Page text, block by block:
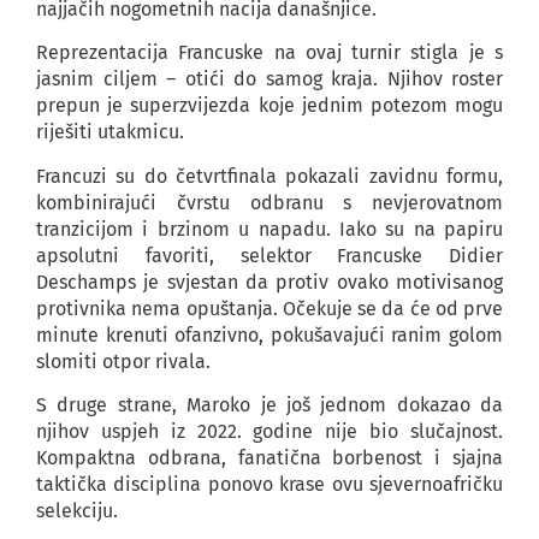
najjačih nogometnih nacija današnjice.
Reprezentacija Francuske na ovaj turnir stigla je s
jasnim ciljem – otići do samog kraja. Njihov roster
prepun je superzvijezda koje jednim potezom mogu
riješiti utakmicu.
Francuzi su do četvrtfinala pokazali zavidnu formu,
kombinirajući čvrstu odbranu s nevjerovatnom
tranzicijom i brzinom u napadu. Iako su na papiru
apsolutni favoriti, selektor Francuske Didier
Deschamps je svjestan da protiv ovako motivisanog
protivnika nema opuštanja. Očekuje se da će od prve
minute krenuti ofanzivno, pokušavajući ranim golom
slomiti otpor rivala.
S druge strane, Maroko je još jednom dokazao da
njihov uspjeh iz 2022. godine nije bio slučajnost.
Kompaktna odbrana, fanatična borbenost i sjajna
taktička disciplina ponovo krase ovu sjevernoafričku
selekciju.